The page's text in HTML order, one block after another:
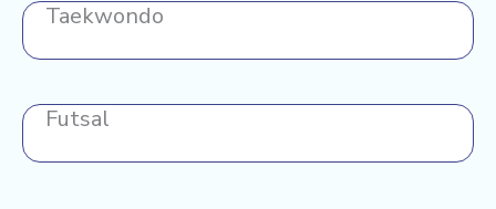
Taekwondo
Futsal